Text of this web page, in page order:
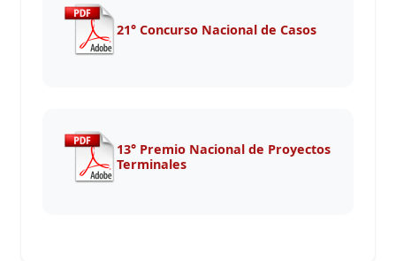
21° Concurso Nacional de Casos
13° Premio Nacional de Proyectos
Terminales